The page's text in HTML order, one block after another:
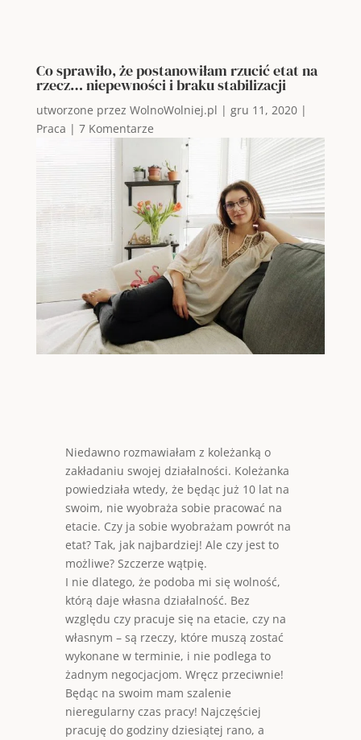
Co sprawiło, że postanowiłam rzucić etat na
rzecz… niepewności i braku stabilizacji
utworzone przez WolnoWolniej.pl | gru 11, 2020|
Praca | 7 Komentarze
Niedawno rozmawiałam z koleżanką o
zakładaniu swojej działalności. Koleżanka
powiedziała wtedy, że będąc już 10 lat na
swoim, nie wyobraża sobie pracować na
etacie. Czy ja sobie wyobrażam powrót na
etat? Tak, jak najbardziej! Ale czy jest to
możliwe? Szczerze wątpię.
I nie dlatego, że podoba mi się wolność,
którą daje własna działalność. Bez
względu czy pracuje się na etacie, czy na
własnym – są rzeczy, które muszą zostać
wykonane w terminie, i nie podlega to
żadnym negocjacjom. Wręcz przeciwnie!
Będąc na swoim mam szalenie
nieregularny czas pracy! Najczęściej
pracuję do godziny dziesiątej rano, a